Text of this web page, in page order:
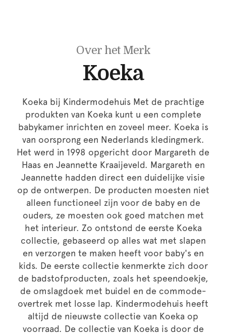
Over het Merk
Koeka
Koeka bij Kindermodehuis Met de prachtige
produkten van Koeka kunt u een complete
babykamer inrichten en zoveel meer. Koeka is
van oorsprong een Nederlands kledingmerk.
Het werd in 1998 opgericht door Margareth de
Haas en Jeannette Kraaijeveld. Margareth en
Jeannette hadden direct een duidelijke visie
op de ontwerpen. De producten moesten niet
alleen functioneel zijn voor de baby en de
ouders, ze moesten ook goed matchen met
het interieur. Zo ontstond de eerste Koeka
collectie, gebaseerd op alles wat met slapen
en verzorgen te maken heeft voor baby's en
kids. De eerste collectie kenmerkte zich door
de badstofproducten, zoals het speendoekje,
de omslagdoek met buidel en de commode-
overtrek met losse lap. Kindermodehuis heeft
altijd de nieuwste collectie van Koeka op
voorraad. De collectie van Koeka is door de